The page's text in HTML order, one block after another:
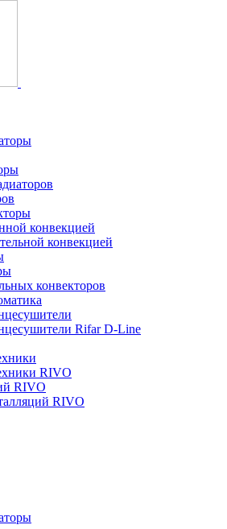
конвекцией
конвекцией
конвекторов
Rifar D-Line
RIVO
RIVO
RIVO